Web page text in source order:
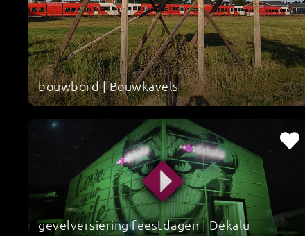
bouwbord | Bouwkavels
gevelversiering feestdagen | Dekalu